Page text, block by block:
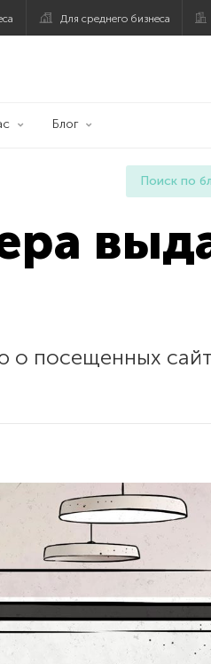
Для среднего бизнеса
Блог
о посещенных